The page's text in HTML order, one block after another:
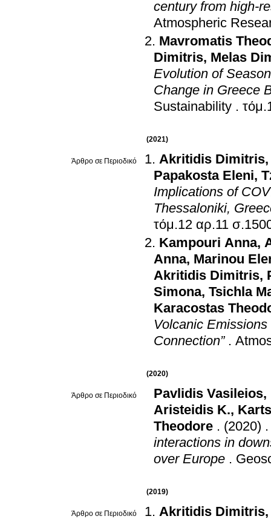
century from high-
Atmospheric
Mavromatis
Dimitris, Melas
Evolution of
Change in Greece
Sustainability .
(2021)
Άρθρο σε Περιοδικό Akritidis Dimitris
Papakosta Eleni,
Implications of
Thessaloniki,
τόμ.12 αρ.11
Kampouri Anna,
Anna, Marinou
Akritidis Dimitris,
Simona, Tsichla
Karacostas
Volcanic
Connection” .
(2020)
Άρθρο σε Περιοδικό Pavlidis Vasileios,
Aristeidis K.,
Theodore . (2020)
interactions in
over Europe .
(2019)
Άρθρο σε Περιοδικό Akritidis Dimitris